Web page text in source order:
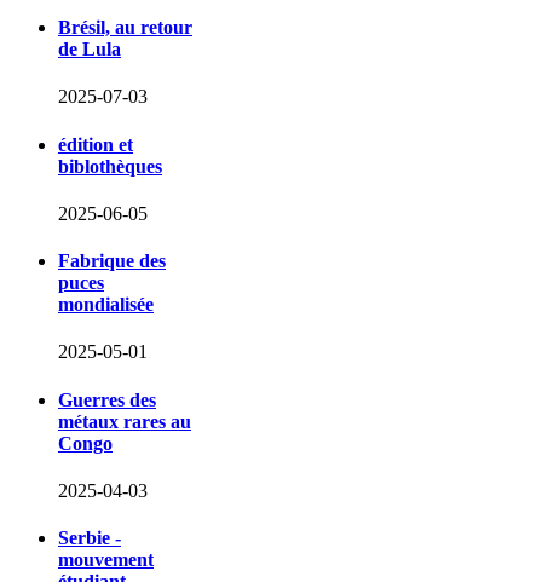
Brésil, au retour
de Lula
2025-07-03
édition et
biblothèques
2025-06-05
Fabrique des
puces
mondialisée
2025-05-01
Guerres des
métaux rares au
Congo
2025-04-03
Serbie -
mouvement